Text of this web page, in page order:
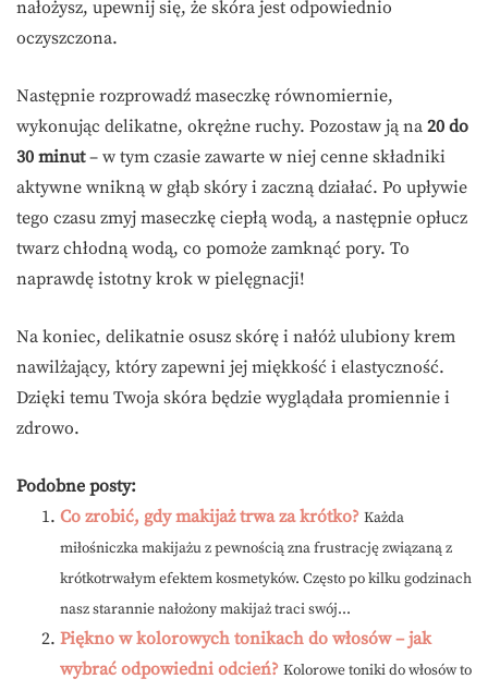
nałożysz, upewnij się, że skóra jest odpowiednio
oczyszczona.
Następnie rozprowadź maseczkę równomiernie,
wykonując delikatne, okrężne ruchy. Pozostaw ją na 20 do
30 minut– w tym czasie zawarte w niej cenne składniki
aktywne wnikną w głąb skóry i zaczną działać. Po upływie
tego czasu zmyj maseczkę ciepłą wodą, a następnie opłucz
twarz chłodną wodą, co pomoże zamknąć pory. To
naprawdę istotny krok w pielęgnacji!
Na koniec, delikatnie osusz skórę i nałóż ulubiony krem
nawilżający, który zapewni jej miękkość i elastyczność.
Dzięki temu Twoja skóra będzie wyglądała promiennie i
zdrowo.
Podobne posty:
Co zrobić, gdy makijaż trwa za krótko? Każda
miłośniczka makijażu z pewnością zna frustrację związaną z
krótkotrwałym efektem kosmetyków. Często po kilku godzinach
nasz starannie nałożony makijaż traci swój...
Piękno w kolorowych tonikach do włosów – jak
wybrać odpowiedni odcień? Kolorowe toniki do włosów to